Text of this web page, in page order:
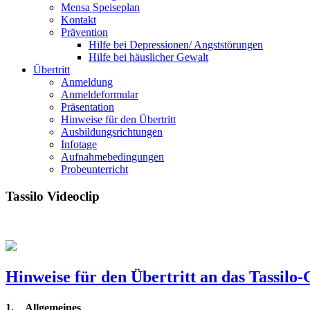
Mensa Speiseplan
Kontakt
Prävention
Hilfe bei Depressionen/ Angststörungen
Hilfe bei häuslicher Gewalt
Übertritt
Anmeldung
Anmeldeformular
Präsentation
Hinweise für den Übertritt
Ausbildungsrichtungen
Infotage
Aufnahmebedingungen
Probeunterricht
Tassilo Videoclip
Hinweise für den Übertritt an das Tassilo-
1. Allgemeines